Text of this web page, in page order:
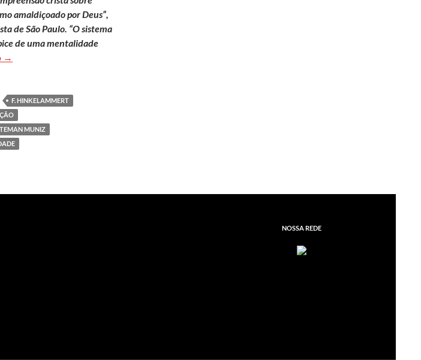
amaldiçoado por Deus”,
de São Paulo. “O sistema
de uma mentalidade
Jung Mo Sung: ‘Lógica que gerou avanço evangélico é a mesma que leva a seu caráter autoritário’
→
F. HINKELAMMERT
MUNIZ
NOSSA REDE